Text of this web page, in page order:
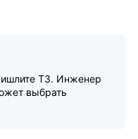
ТЗ. Инженер
выбрать